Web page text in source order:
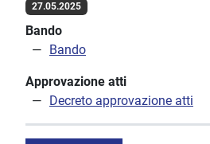
27.05.2025
Bando
Bando
Approvazione atti
Decreto approvazione atti